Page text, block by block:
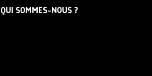
QUI SOMMES-NOUS ?